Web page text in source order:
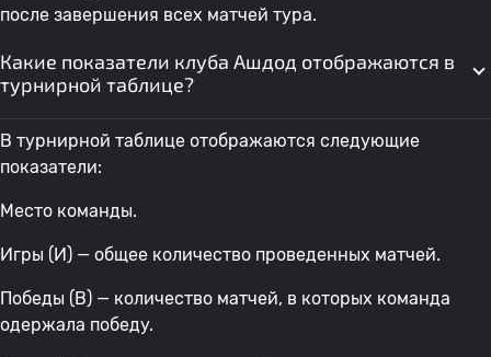
после завершения всех матчей тура.
Какие показатели клуба Ашдод отображаются в
турнирной таблице?
В турнирной таблице отображаются следующие
показатели:
Место команды.
Игры (И) — общее количество проведенных матчей.
Победы (В) — количество матчей, в которых команда
одержала победу.